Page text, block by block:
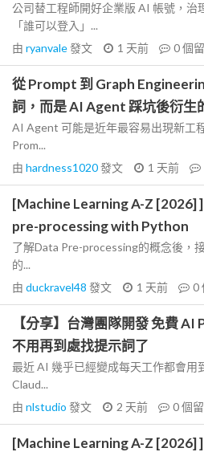
公司替工程師開好企業版 AI 帳號，治
「誰可以登入」...
由 ryanvale發文 1 天前 0個
從 Prompt 到 Graph
詞，而是 AI Agent 踩坑後衍生
AI Agent 可能是近年最容易出現新工
Prom...
由 hardness1020發文 1 天前
[Machine Learning A-Z [2026]
pre-processing with Python
了解Data Pre-processing的概念後，
的...
由 duckravel48 發文 1 天前 0
【分享】台灣團隊開發 免費
不用再到處找提示詞了
最近 AI 幾乎已經變成每天工作都會用
Claud...
由 nlstudio 發文 2 天前 0個
[Machine Learning A-Z [2026]